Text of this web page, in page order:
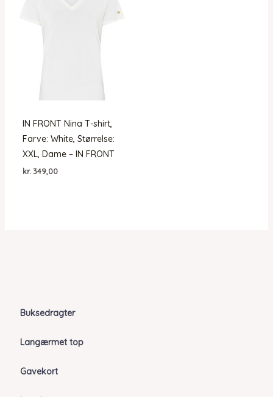
Buksedragter
Langærmet top
Gavekort
IN FRONT Nina T-shirt,
Farve: White, Størrelse:
XXL, Dame – IN FRONT
kr.349,00